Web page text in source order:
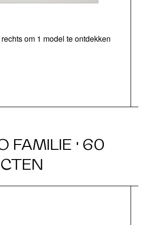
om 1 model te ontdekken
FAMILIE · 60